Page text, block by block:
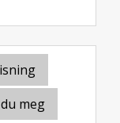
meg